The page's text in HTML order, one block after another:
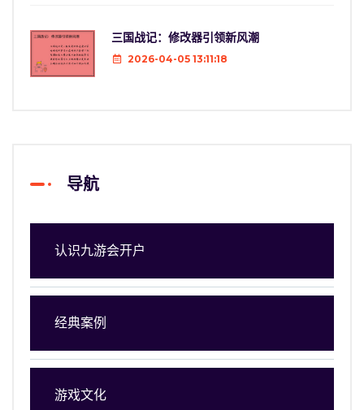
三国战记：修改器引领新风潮
2026-04-05 13:11:18
导航
认识九游会开户
经典案例
游戏文化